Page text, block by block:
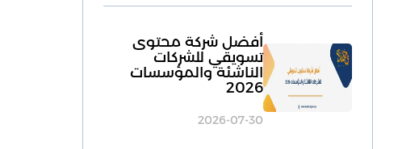
أفضل شركة محتوى
تسويقي للشركات
الناشئة والمؤسسات
2026
2026-07-30